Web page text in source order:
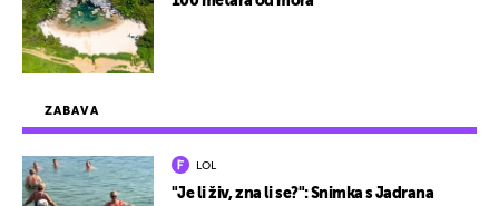
ZABAVA
LOL
"Je li živ, zna li se?": Snimka s Jadrana